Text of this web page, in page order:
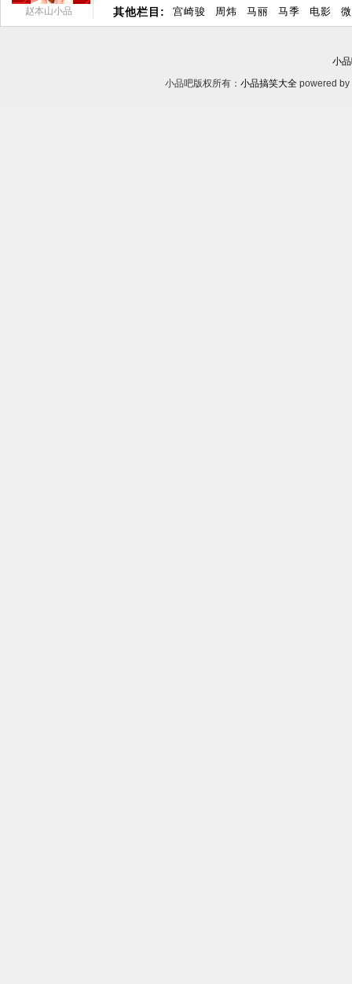
赵本山小品 其他栏目: 宫崎骏 周炜 马丽 马季 电影
小
小品吧版权所有： 小品搞笑大全 powered by